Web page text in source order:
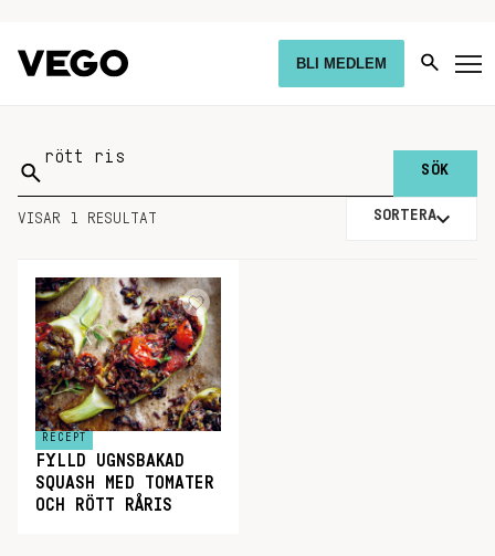
BLI MEDLEM
Sök
på:
VISAR 1 RESULTAT SORTERA
RECEPT
FYLLD UGNSBAKAD
SQUASH MED TOMATER
OCH RÖTT RÅRIS